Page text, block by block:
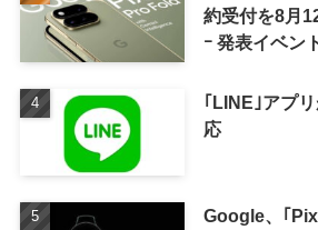
約受付を8月
ｰ 発表イベン
｢LINE｣アプ
応
Google、｢